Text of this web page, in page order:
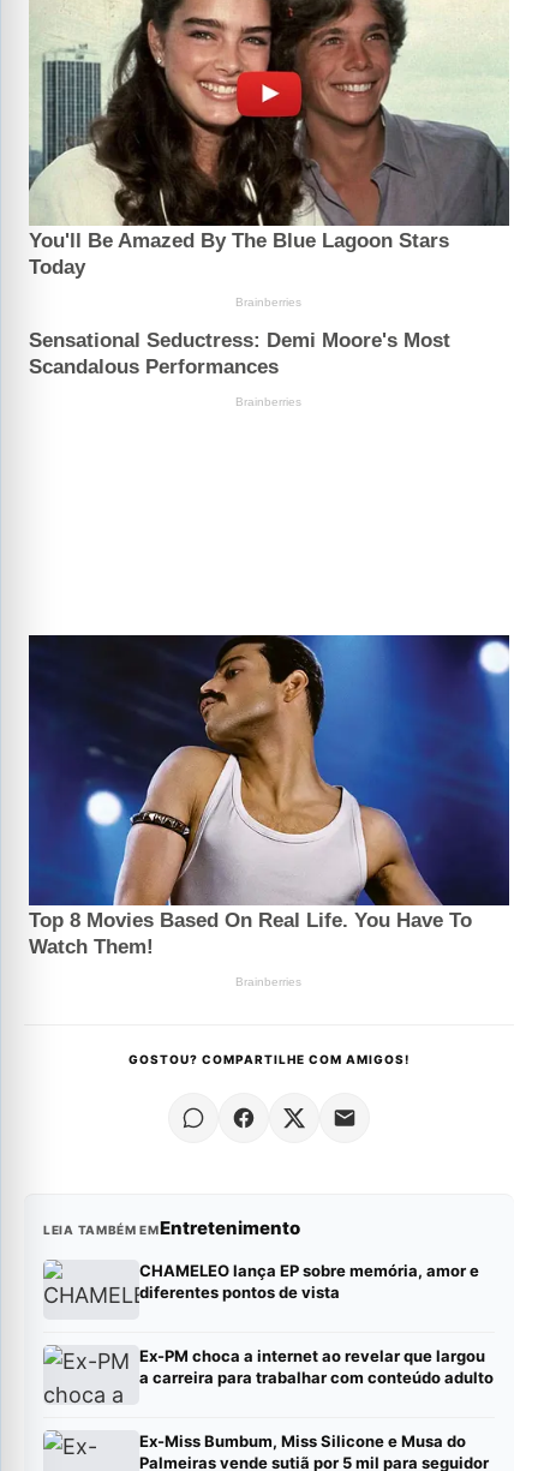
GOSTOU? COMPARTILHE COM AMIGOS!
LEIA TAMBÉM EMEntretenimento
CHAMELEO lança EP sobre memória, amor e
diferentes pontos de vista
Ex-PM choca a internet ao revelar que largou
a carreira para trabalhar com conteúdo adulto
Ex-Miss Bumbum, Miss Silicone e Musa do
Palmeiras vende sutiã por 5 mil para seguidor